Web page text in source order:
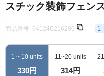
スチック装飾フェン
商品番号: 641246216206 1
1 ~ 10 units
330円
11~20 units
314円